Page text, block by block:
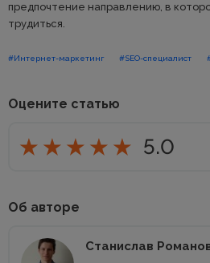
предпочтение направлению, в
трудиться.
#Интернет-маркетинг #SEO-специалист
Оцените статью
5.0
Об авторе
Станислав